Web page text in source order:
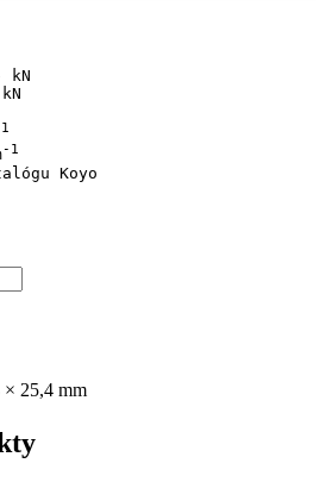
kN
× 25,4 mm